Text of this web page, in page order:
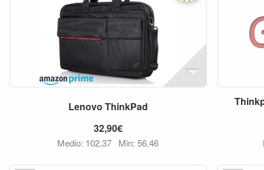
Lenovo ThinkPad
32,90€
Medio: 102,37 Min: 56,46